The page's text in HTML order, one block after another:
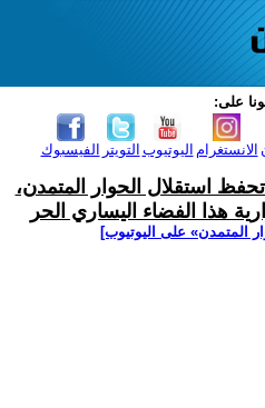
على:
الفيسبوك التويتر اليوتيوب الانستغرام
تحفظ استقلال الحوار المتمدن،
هذا الفضاء اليساري الحر
المتمدن» على اليوتيوب]